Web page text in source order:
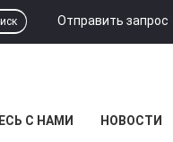
Отправить запрос
С НАМИ НОВОСТИ